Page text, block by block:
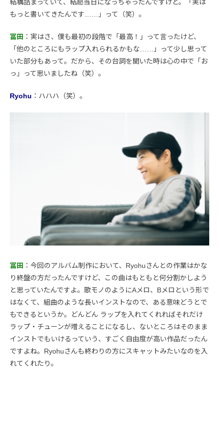
結構詰まっていて、結局当日になっちゃったんですけど。「実は
もっと書いてきたんです……」って（笑）。
冨田 ：実はさ、僕も最初の段階で「最高！」って言ったけど、
「他のところにもラップ入れられるかもな……」って少し思って
いた部分もあって。だから、その台詞を聞いた時は心の中で「お
っ」って思いましたね（笑）。
Ryohu ：ハハハ（笑）。
冨田 ：今回のアルバム制作において、Ryohuさんとの作業はかな
り終盤の方だったんですけど、この曲はもともと何分割かしよう
と思っていたんですよ。歌モノのようにAメロ、Bメロという形で
はなくて、組曲のような長いインストなので、ある意味どうとで
もできるというか。どんどん ラップを入れてくれればそれだけ
ラップ・チューンが増えることになるし、ないところはそのまま
インストでもいけるっていう、すごく自由度が高い作品だったん
ですよね。Ryohuさんも終わりの方にスキャットみたいなのを入
れてくれたり。